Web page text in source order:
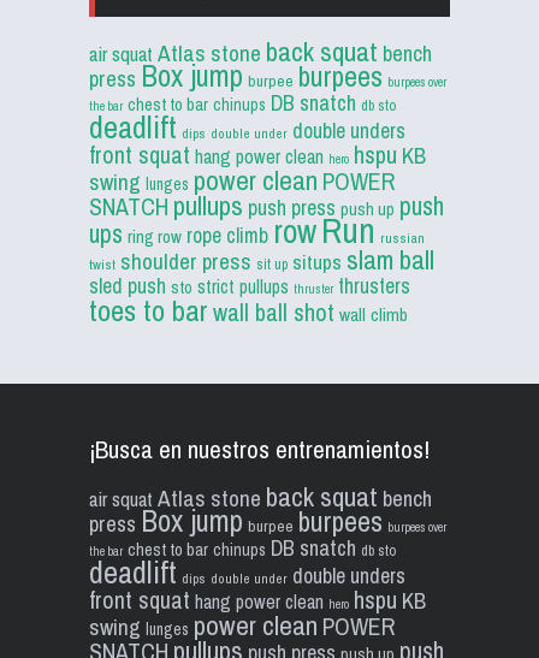
air squat Atlas stone back squat bench
press Box jump burpee burpees burpees over
the bar chest to bar chinups DB snatch db sto
deadlift dips double under double unders
front squat hang power clean hero hspu KB
swing lunges power clean POWER
SNATCH pullups push press push up push
ups ring row rope climb rowRun russian
twist shoulder press sit up situps slam ball
sled push sto strict pullups thruster thrusters
toes to barwall ball shot wall climb
¡Busca en nuestros entrenamientos!
air squat Atlas stone back squat bench
press Box jump burpee burpees burpees over
the bar chest to bar chinups DB snatch db sto
deadlift dips double under double unders
front squat hang power clean hero hspu KB
swing lunges power clean POWER
SNATCH pullups